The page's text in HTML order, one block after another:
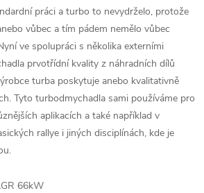
práci a turbo to nevydrželo, protože
vůbec a tím pádem nemělo vůbec
ve spolupráci s několika externími
prvotřídní kvality z náhradních dílů
turba poskytuje anebo kvalitativně
Tyto turbodmychadla sami používáme pro
aplikacích a také například v
rallye i jiných disciplínách, kde je
66kW